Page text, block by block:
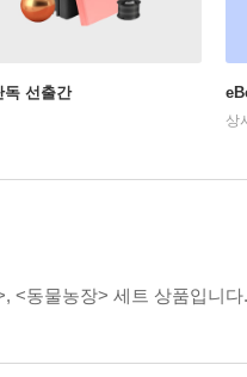
독 선출간
상
<동물농장> 세트 상품입니다.